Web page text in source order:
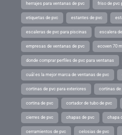
herrajes para ventanas de pvc friso de pvc
etiquetas de pvc estantes de pvc
escaleras de pvc para piscinas escalera
empresas de ventanas de pvc ecoven 70
donde comprar perfiles de pvc para ventanas
cuál es la mejor marca de ventanas de pvc
cortinas de pvc para exteriores cortinas de
cortina de pvc cortador de tubo de pvc
cierres de pvc chapas de pvc chapa
cerramientos de pvc celosias de pvc